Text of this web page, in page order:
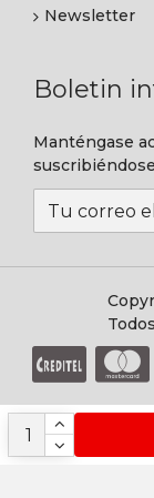
Newsletter
Boletin
Manténgase